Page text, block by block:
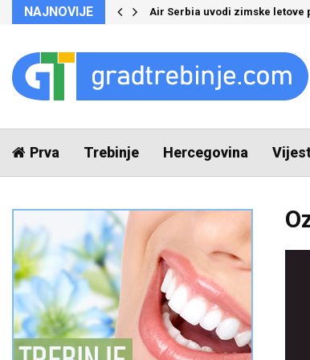
NAJNOVIJE Air Serbia uvodi zimske letove
Prva Trebinje Hercegovina